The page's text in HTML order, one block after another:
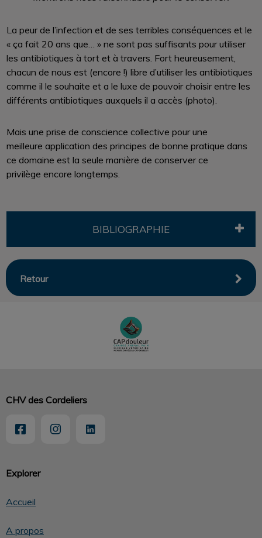
La peur de l’infection et de ses terribles conséquences et le
« ça fait 20 ans que… » ne sont pas suffisants pour utiliser
les antibiotiques à tort et à travers. Fort heureusement,
chacun de nous est (encore !) libre d’utiliser les antibiotiques
comme il le souhaite et a le luxe de pouvoir choisir entre les
différents antibiotiques auxquels il a accès (photo).
Mais une prise de conscience collective pour une
meilleure application des principes de bonne pratique dans
ce domaine est la seule manière de conserver ce
privilège encore longtemps.
BIBLIOGRAPHIE
Retour
Explorer
Accueil
A propos
CHV des Cordeliers